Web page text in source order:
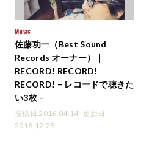
Music
佐藤功一（Best Sound
Records オーナー）｜
RECORD! RECORD!
RECORD! – レコードで聴きた
い3枚 –
投稿日 2016.04.14 更新日
2018.12.28